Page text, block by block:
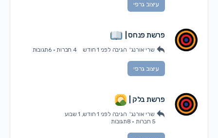
עיצוב גרפי
פרשת פנחס |
שרי אורנג' הגיבהלפני 1 חודש 4 חברות ·6תגובות
עיצוב גרפי
פרשת בלק |
שרי אורנג' הגיבהלפני 1 חודש, 1 שבוע
·8תגובות